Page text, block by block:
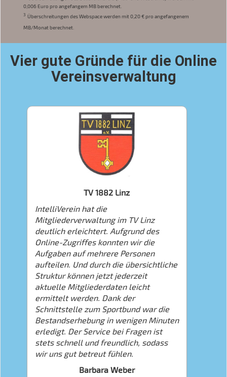
0,006 Euro pro angefangem MB berechnet.
3 Überschreitungen des Webspace werden mit 0,20 € pro angefangenem
MB/Monat berechnet.
Vier gute Gründe für die Online
Vereinsverwaltung
TV 1882 Linz
IntelliVerein hat die
Mitgliederverwaltung im TV Linz
deutlich erleichtert. Aufgrund des
Online-Zugriffes konnten wir die
Aufgaben auf mehrere Personen
aufteilen. Und durch die übersichtliche
Struktur können jetzt jederzeit
aktuelle Mitgliederdaten leicht
ermittelt werden. Dank der
Schnittstelle zum Sportbund war die
Bestandserhebung in wenigen Minuten
erledigt. Der Service bei Fragen ist
stets schnell und freundlich, sodass
wir uns gut betreut fühlen.
Barbara Weber